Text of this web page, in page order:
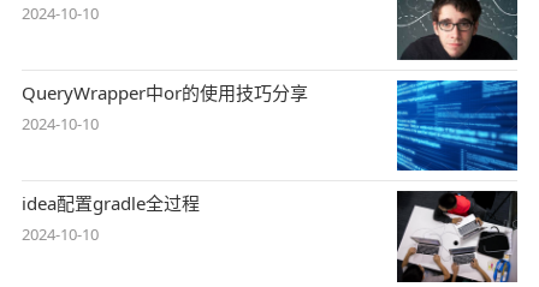
2024-10-10
QueryWrapper中or的使用技巧分享
2024-10-10
idea配置gradle全过程
2024-10-10